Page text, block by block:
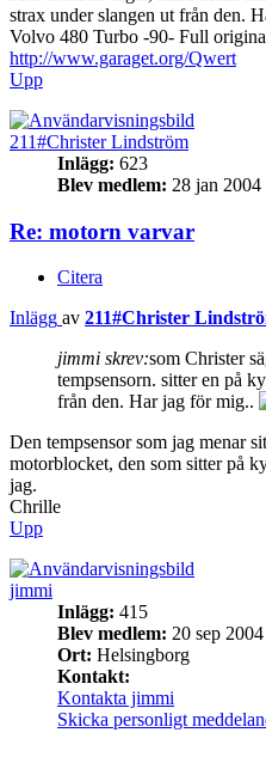
strax under slangen ut från den.
Volvo 480 Turbo -90- Full
http://www.garaget.org/Qwert
Upp
211#Christer Lindström
Inlägg: 623
Blev medlem: 28 jan 2004
Re: motorn varvar
Citera
Inlägg av 211#Christer
jimmi skrev:som Christer
tempsensorn. sitter en på
från den. Har jag för mig..
Den tempsensor som jag menar
motorblocket, den som sitter på
jag.
Chrille
Upp
jimmi
Inlägg: 415
Blev medlem: 20 sep
Ort: Helsingborg
Kontakt:
Kontakta jimmi
Skicka personligt